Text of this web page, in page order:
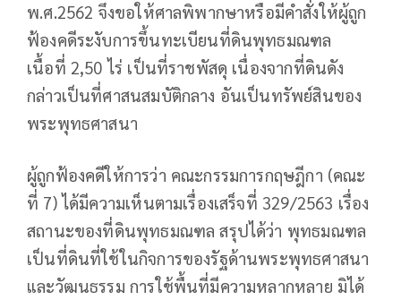
พ.ศ.2562 จึงขอให้ศาลพิพากษาหรือมีคำสั่งให้ผู้ถูก
ฟ้องคดีระงับการขึ้นทะเบียนที่ดินพุทธมณฑล
เนื้อที่ 2,50 ไร่ เป็นที่ราชพัสดุ เนื่องจากที่ดินดัง
กล่าวเป็นที่ศาสนสมบัติกลาง อันเป็นทรัพย์สินของ
พระพุทธศาสนา
ผู้ถูกฟ้องคดีให้การว่า คณะกรรมการกฤษฎีกา (คณะ
ที่ 7) ได้มีความเห็นตามเรื่องเสร็จที่ 329/2563 เรื่อง
สถานะของที่ดินพุทธมณฑล สรุปได้ว่า พุทธมณฑล
เป็นที่ดินที่ใช้ในกิจการของรัฐด้านพระพุทธศาสนา
และวัฒนธรรม การใช้พื้นที่มีความหลากหลาย มิได้